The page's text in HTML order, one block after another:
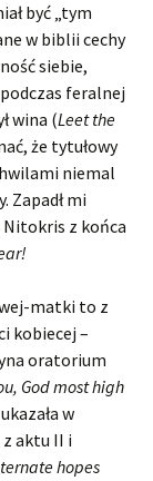
być „tym
w biblii cechy
siebie,
feralnej
wina (Leet the
że tytułowy
niemal
Zapadł mi
z końca
matki to z
kobiecej –
oratorium
God most high
w
z aktu II i
hopes